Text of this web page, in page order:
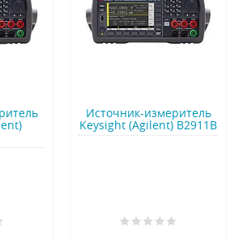
Источник-измеритель
Keysight (Agilent) B2911B